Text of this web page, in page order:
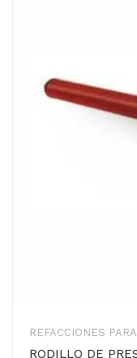
REFACCIONES
RODILLO DE